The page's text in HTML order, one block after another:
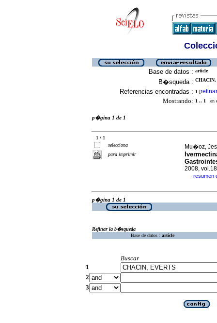
Base de datos : article
B�squeda :
Referencias encontradas : 1 [refinar
Mostrando: 1 .. 1 en
p�gina 1 de 1
1 / 1
selecciona
para imprimir
Mu�oz,
2008,
· resumen
p�gina 1 de 1
Refinar la b�squeda
Base de datos : article
Buscar
1
2
3